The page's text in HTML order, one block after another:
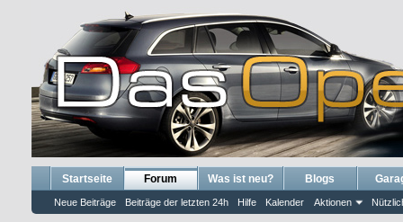
Startseite Forum
Neue Beiträge Beiträge der letzten 24h Hilfe Kalender Aktionen
Was ist neu? Blogs